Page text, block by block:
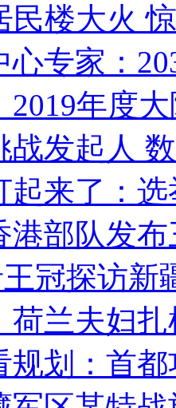
民楼大火
心专家：
2019年度
战发起人
起来了：
港部队发
冠探访新
荷兰夫妇
规划：首